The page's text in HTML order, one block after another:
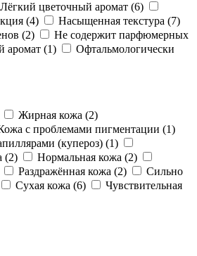
Лёгкий цветочный аромат (6)
(4) Насыщенная текстура (7)
(2)
Не содержит парфюмерных
аромат (1)
Офтальмологически
Жирная кожа (2)
с проблемами пигментации (1)
(купероз) (1)
(2) Нормальная кожа (2)
Раздражённая кожа (2)
Сильно
Сухая кожа (6)
Чувствительная